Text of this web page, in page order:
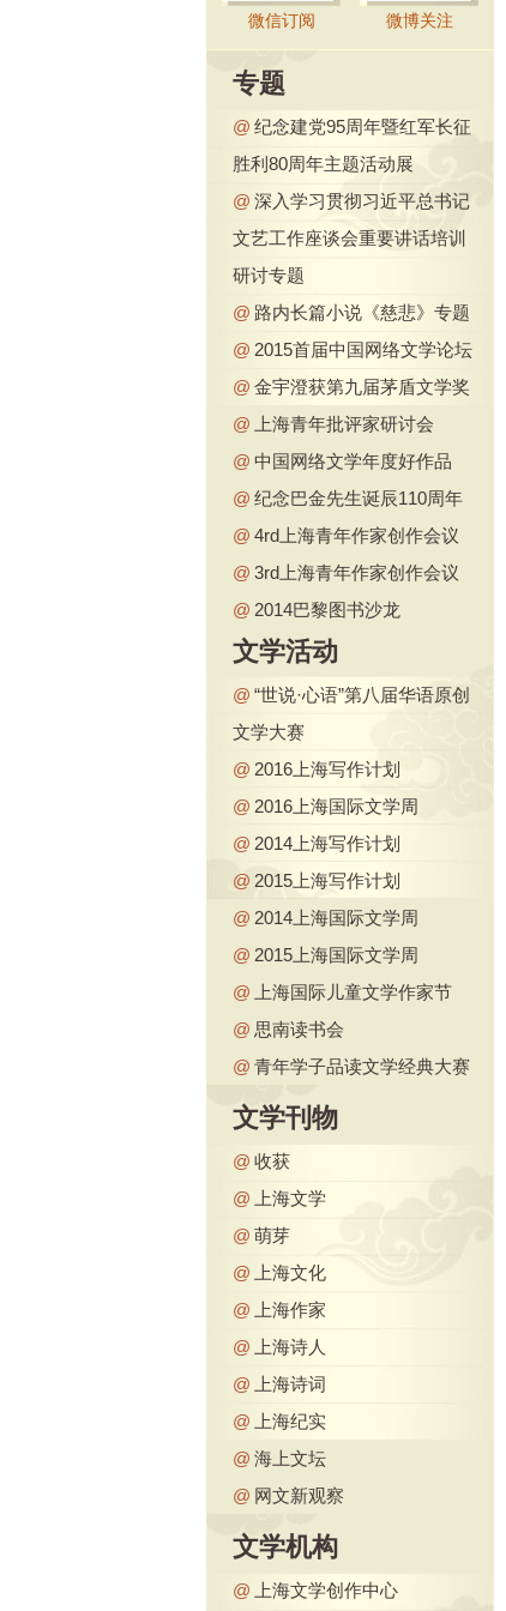
微信订阅 微博关注
专题
@ 纪念建党95周年暨红军长征
胜利80周年主题活动展
@ 深入学习贯彻习近平总书记
文艺工作座谈会重要讲话培训
研讨专题
@ 路内长篇小说《慈悲》专题
@ 2015首届中国网络文学论坛
@ 金宇澄获第九届茅盾文学奖
@
上海青年批评家研讨会
@ 中国网络文学年度好作品
@ 纪念巴金先生诞辰110周年
@ 4rd上海青年作家创作会议
@ 3rd上海青年作家创作会议
@ 2014巴黎图书沙龙
文学活动
@ “世说·心语”第八届华语原创
文学大赛
@ 2016上海写作计划
@ 2016上海国际文学周
@ 2014上海写作计划
@ 2015上海写作计划
@ 2014上海国际文学周
@ 2015上海国际文学周
@
上海国际儿童文学作家节
@ 思南读书会
@ 青年学子品读文学经典大赛
文学刊物
@ 收获
@
上海文学
@ 萌芽
@
上海文化
@
上海作家
@
上海诗人
@
上海诗词
@
上海纪实
@ 海上文坛
@ 网文新观察
文学机构
@ 上海文学创作中心